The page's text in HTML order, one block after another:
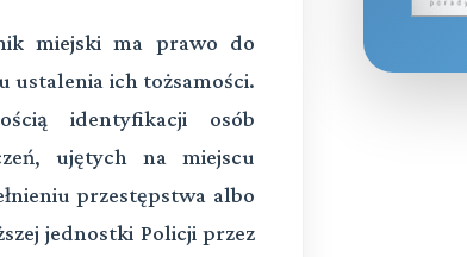
miejski ma prawo do
ustalenia ich tożsamości.
identyfikacji osób
ujętych na miejscu
przestępstwa albo
jednostki Policji przez